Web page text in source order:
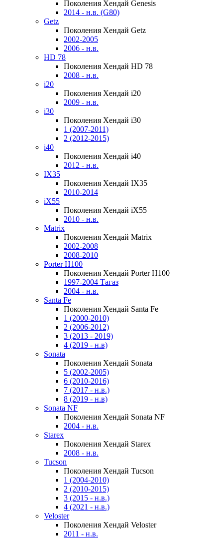
Поколения Хендай Genesis
2014 - н.в. (G80)
Getz
Поколения Хендай Getz
2002-2005
2006 - н.в.
HD 78
Поколения Хендай HD 78
2008 - н.в.
i20
Поколения Хендай i20
2009 - н.в.
i30
Поколения Хендай i30
1 (2007-2011)
2 (2012-2015)
i40
Поколения Хендай i40
2012 - н.в.
IX35
Поколения Хендай IX35
2010-2014
iX55
Поколения Хендай iX55
2010 - н.в.
Matrix
Поколения Хендай Matrix
2002-2008
2008-2010
Porter H100
Поколения Хендай Porter H100
1997-2004 Тагаз
2004 - н.в.
Santa Fe
Поколения Хендай Santa Fe
1 (2000-2010)
2 (2006-2012)
3 (2013 - 2019)
4 (2019 - н.в)
Sonata
Поколения Хендай Sonata
5 (2002-2005)
6 (2010-2016)
7 (2017 - н.в.)
8 (2019 - н.в)
Sonata NF
Поколения Хендай Sonata NF
2004 - н.в.
Starex
Поколения Хендай Starex
2008 - н.в.
Tucson
Поколения Хендай Tucson
1 (2004-2010)
2 (2010-2015)
3 (2015 - н.в.)
4 (2021 - н.в.)
Veloster
Поколения Хендай Veloster
2011 - н.в.